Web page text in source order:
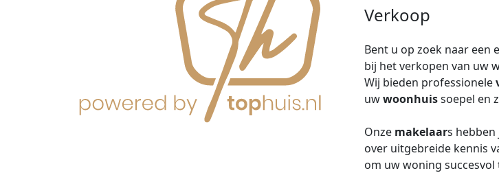
Verkoop
Bent u op zoek naar een
bij het verkopen van uw
Wij bieden professionele
uwwoonhuissoepel en
Onze makelaars
over uitgebreide kennis
om uw woning